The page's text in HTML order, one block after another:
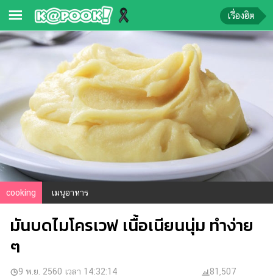
ข่าว-
รู้
ข่าว
ข่าว
บันเทิง
ตรวจ
หวย
บอล
เงิน
เรื่องฮิต
cooking เมนูอาหาร
มันบดไมโครเวฟ เนื้อเนียนนุ่ม ทำง่าย
ๆ
9 พ.ย. 2560 เวลา 14:32:14 81,507